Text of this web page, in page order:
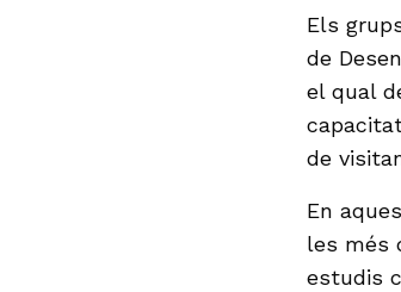
Els
de
el qual
de
En
les més
estudis